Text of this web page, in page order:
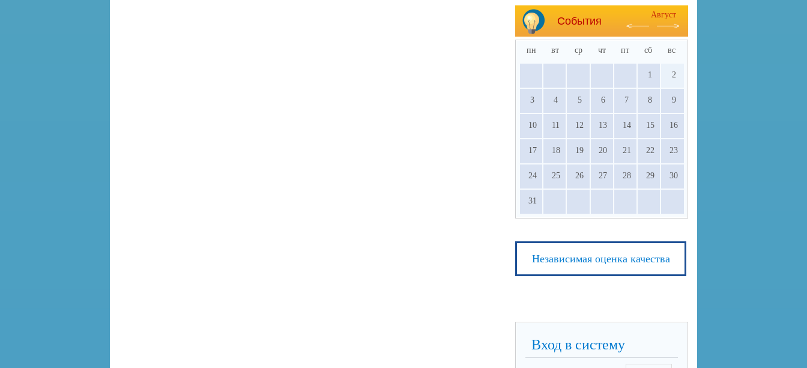
События
Август
пн вт ср чт пт сб вс
1 2
3 4 5 6 7 8 9
10 11 12 13 14 15 16
17 18 19 20 21 22 23
24 25 26 27 28 29 30
31
Независимая оценка качества
Вход в систему